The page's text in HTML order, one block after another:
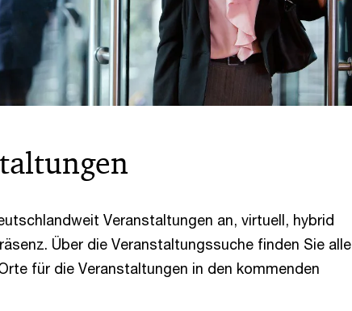
Veranstaltungen an, virtuell, hybrid
Über die Veranstaltungssuche finden Sie alle
für die Veranstaltungen in den kommenden